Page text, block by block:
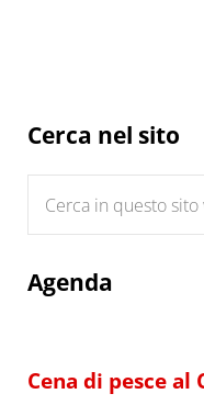
Sidebar
Cerca nel sito
Agenda
Cena di pesce al